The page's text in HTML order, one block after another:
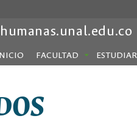
humanas.unal.edu.co
FACULTAD